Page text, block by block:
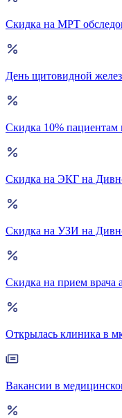
Скидка на МРТ
День щитовидной
Скидка 10%
Скидка на ЭКГ на
Скидка на УЗИ на
Скидка на прием врача
Открылась клиника в
Вакансии в